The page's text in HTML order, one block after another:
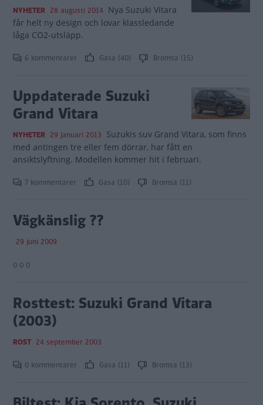
NYHETER 28 augusti 2014 Nya Suzuki Vitara
får helt ny design och lovar klassledande
låga CO2-utsläpp.
6 kommentarer Gasa (40) Bromsa (15)
Uppdaterade Suzuki
Grand Vitara
NYHETER 29 januari 2013 Suzukis suv Grand Vitara, som finns
med antingen tre eller fem dörrar, har fått en
ansiktslyftning. Modellen kommer hit i februari.
7 kommentarer Gasa (10) Bromsa (11)
Vägkänslig ??
29 juni 2009
0 0 0
Rosttest: Suzuki Grand Vitara
(2003)
ROST 24 september 2003
0 kommentarer Gasa (11) Bromsa (13)